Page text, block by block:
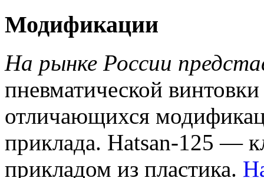
Модификации
На рынке России
пневматической
отличающихся
приклада. Hatsan-125 —
прикладом из пластика.